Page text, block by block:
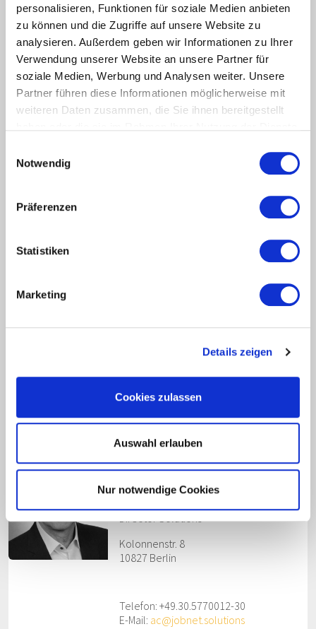
personalisieren, Funktionen für soziale Medien anbieten
zu können und die Zugriffe auf unsere Website zu
analysieren. Außerdem geben wir Informationen zu Ihrer
Verwendung unserer Website an unsere Partner für
soziale Medien, Werbung und Analysen weiter. Unsere
Partner führen diese Informationen möglicherweise mit
weiteren Daten zusammen, die Sie ihnen bereitgestellt
Notwendig
Präferenzen
Statistiken
Marketing
Details zeigen
Cookies zulassen
Auswahl erlauben
Nur notwendige Cookies
Für weitere Informationen: https://padacura.org
Pflegetalente
Für weitere Informationen: https://curaskill.com
Alexander Coerdt
Director Solutions
Kolonnenstr. 8
10827 Berlin
Telefon: +49.30.5770012-30
E-Mail: ac@jobnet.solutions